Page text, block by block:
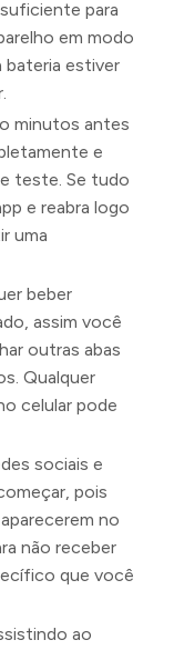
para
em modo
bateria estiver
minutos antes
e
teste. Se tudo
e reabra logo
uma
beber
assim você
outras abas
Qualquer
celular pode
sociais e
pois
no
não receber
que você
ao